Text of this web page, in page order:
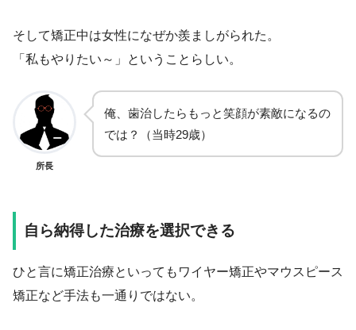
そして矯正中は女性になぜか羨ましがられた。
「私もやりたい～」ということらしい。
所長
俺、歯治したらもっと笑顔が素敵になるの
では？（当時29歳）
自ら納得した治療を選択できる
ひと言に矯正治療といってもワイヤー矯正やマウスピース
矯正など手法も一通りではない。